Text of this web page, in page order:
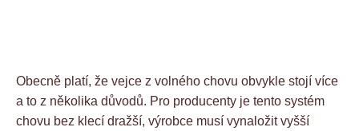
Obecně platí, že vejce z volného chovu obvykle stojí více
a to z několika důvodů. Pro producenty je tento systém
chovu bez klecí dražší, výrobce musí vynaložit vyšší